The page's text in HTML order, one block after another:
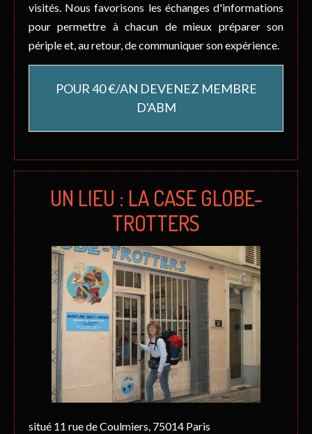
visités. Nous favorisons les échanges d'informations
pour permettre à chacun de mieux préparer son
périple et, au retour, de communiquer son expérience.
POUR 40 €/AN DEVENEZ MEMBRE
D'ABM
UN LIEU : LA CASE GLOBE-
TROTTERS
situé 11 rue de Coulmiers, 75014 Paris